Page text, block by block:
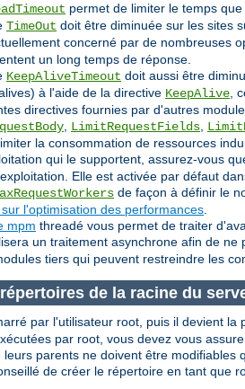
permet de limiter le temps
TimeOut doit être diminuée sur les sites
concerné par de nombreuses
un long temps de réponse.
KeepAliveTimeout doit aussi être
à l'aide de la directive KeepAlive ,
directives fournies par d'autres
LimitRequestFields
la consommation de ressources
qui le supportent, assurez-vous
Elle est activée par défaut
de façon à définir le
l'optimisation des performances
mpm threadé vous permet de traiter
un traitement asynchrone afin de ne
tiers qui peuvent restreindre les
de la racine du
par l'utilisateur root, puis il devient
par root, vous devez vous
parents ne doivent être
de créer le répertoire en tant que